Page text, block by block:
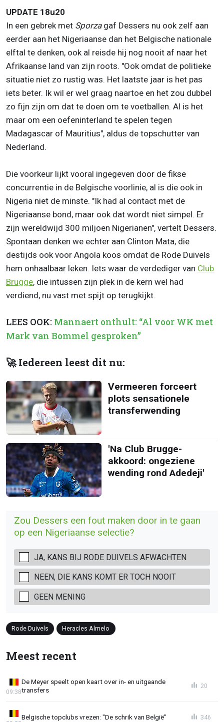
UPDATE 18u20
In een gebrek met Sporzagaf Dessers nu ook zelf aan
eerder aan het Nigeriaanse dan het Belgische nationale
elftal te denken, ook al reisde hij nog nooit af naar het
Afrikaanse land van zijn roots. "Ook omdat de politieke
situatie niet zo rustig was. Het laatste jaar is het pas
iets beter. Ik wil er wel graag naartoe en het zou dubbel
zo fijn zijn om dat te doen om te voetballen. Al is het
maar om een oefeninterland te spelen tegen
Madagascar of Mauritius", aldus de topschutter van
Nederland.
Die voorkeur lijkt vooral ingegeven door de fikse
concurrentie in de Belgische voorlinie, al is die ook in
Nigeria niet de minste. "Ik had al contact met de
Nigeriaanse bond, maar ook dat wordt niet simpel. Er
zijn wereldwijd 300 miljoen Nigerianen", vertelt Dessers.
Spontaan denken we echter aan Clinton Mata, die
destijds ook voor Angola koos omdat de Rode Duivels
hem onhaalbaar leken. Iets waar de verdediger van Club
Brugge, die intussen zijn plek in de kern wel had
verdiend, nu vast met spijt op terugkijkt.
LEES OOK: Mannaert onthult: “Al voor WK met
Mark van Bommel gesproken”
🚀 Iedereen leest dit nu:
Vermeeren forceert
plots sensationele
transferwending
'Na Club Brugge-
akkoord: ongeziene
wending rond Adedeji'
Zou Dessers een fout maken door in te gaan
op een Nigeriaanse selectie?
JA, KANS BIJ RODE DUIVELS AFWACHTEN
NEEN, DIE KANS KOMT ER TOCH NOOIT
GEEN MENING
Rode Duivels Heracles Almelo
Meest recent
De Meyer speelt open kaart over in- en uitgaande
transfers
09:38
20
Belgische topclubs vrezen: "De schrik van België" 346